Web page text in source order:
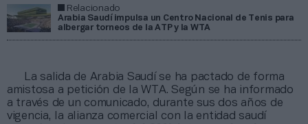
Relacionado
Arabia Saudí impulsa un Centro Nacional de Tenis para
albergar torneos de la ATP y la WTA
La salida de Arabia Saudí se ha pactado de forma
amistosa a petición de la WTA. Según se ha informado
a través de un comunicado, durante sus dos años de
vigencia, la alianza comercial con la entidad saudí